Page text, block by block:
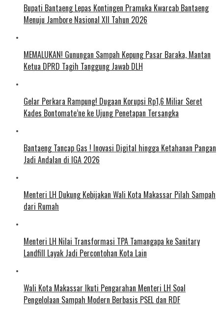
Bupati Bantaeng Lepas Kontingen Pramuka Kwarcab Bantaeng
Menuju Jambore Nasional XII Tahun 2026
MEMALUKAN! Gunungan Sampah Kepung Pasar Baraka, Mantan
Ketua DPRD Tagih Tanggung Jawab DLH
Gelar Perkara Rampung! Dugaan Korupsi Rp1,6 Miliar Seret
Kades Bontomate’ne ke Ujung Penetapan Tersangka
Bantaeng Tancap Gas ! Inovasi Digital hingga Ketahanan Pangan
Jadi Andalan di IGA 2026
Menteri LH Dukung Kebijakan Wali Kota Makassar Pilah Sampah
dari Rumah
Menteri LH Nilai Transformasi TPA Tamangapa ke Sanitary
Landfill Layak Jadi Percontohan Kota Lain
Wali Kota Makassar Ikuti Pengarahan Menteri LH Soal
Pengelolaan Sampah Modern Berbasis PSEL dan RDF